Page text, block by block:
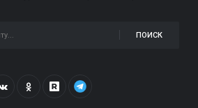
ПОИСК